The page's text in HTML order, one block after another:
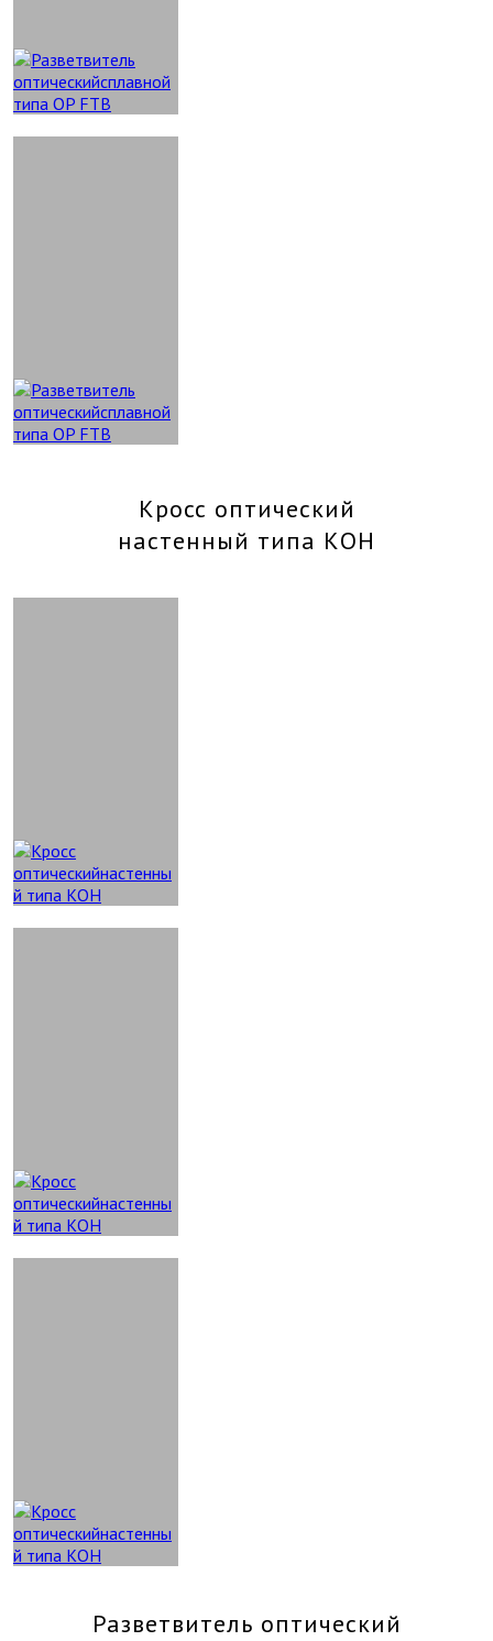
Кросс оптический
настенный типа КОН
Разветвитель оптический